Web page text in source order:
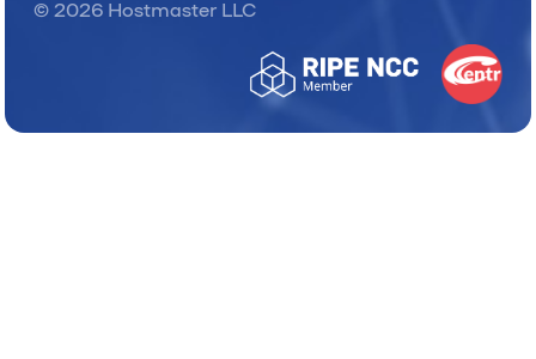
© 2026 Hostmaster LLC